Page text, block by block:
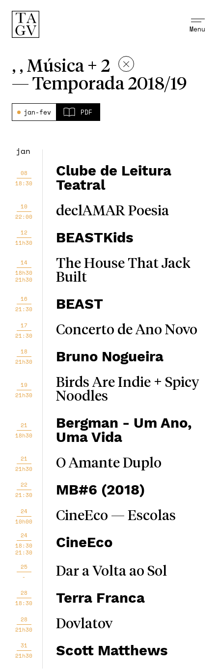
Menu
, , Música + 2
— Temporada 2018/19
jan-fev PDF
jan
08
18:30
Clube de Leitura
Teatral
10
22:00
declAMAR Poesia
12
11h30
BEASTKids
14
18h30
21h30
The House That Jack
Built
16
21:30
BEAST
17
21:30
Concerto de Ano Novo
18
21h30
Bruno Nogueira
19
21h30
Birds Are Indie + Spicy
Noodles
21
18h30
Bergman - Um Ano,
Uma Vida
21
21h30
O Amante Duplo
22
21:30
MB#6 (2018)
24
10h00
CineEco — Escolas
24
18:30
21:30
CineEco
25
-
Dar a Volta ao Sol
28
18:30
Terra Franca
28
21h30
Dovlatov
31
21h30
Scott Matthews